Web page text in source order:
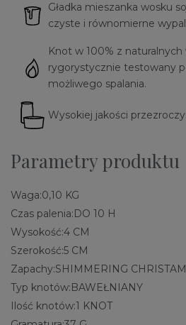
Gładka mieszanka wosku
czyste i równomierne
Knot w 100% z naturalnych
rygorystycznie testowany
możliwego spalania.
Wysokiej jakości
Parametry produktu
Waga:0,10 KG
Czas palenia:DO 10 H
Wysokość:4 CM
Szerokość:5 CM
Zapachy:SHIMMERING
Typ knotów:BAWEŁNIANY
Ilość knotów:1 KNOT